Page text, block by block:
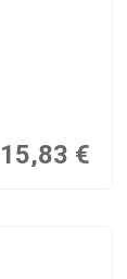
15,83 €